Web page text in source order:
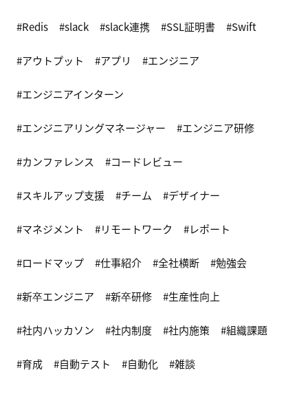
Redis slack slack連携 SSL証明書 Swift
アウトプット アプリ エンジニア
エンジニアインターン
エンジニアリングマネージャー エンジニア研修
カンファレンス コードレビュー
スキルアップ支援 チーム デザイナー
マネジメント リモートワーク レポート
ロードマップ 仕事紹介 全社横断 勉強会
新卒エンジニア 新卒研修 生産性向上
社内ハッカソン 社内制度 社内施策 組織課題
育成 自動テスト 自動化 雑談